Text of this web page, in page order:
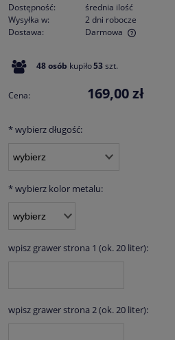
Dostępność:
średnia ilość
Wysyłka w:
2 dni robocze
Dostawa:
Darmowa
Cena nie zawiera ewentualnych
48osób kupiło53szt.
Cena: 169,00 zł
*wybierz długość:
*wybierz kolor metalu:
wpisz grawer strona 1 (ok. 20 liter):
wpisz grawer strona 2 (ok. 20 liter):